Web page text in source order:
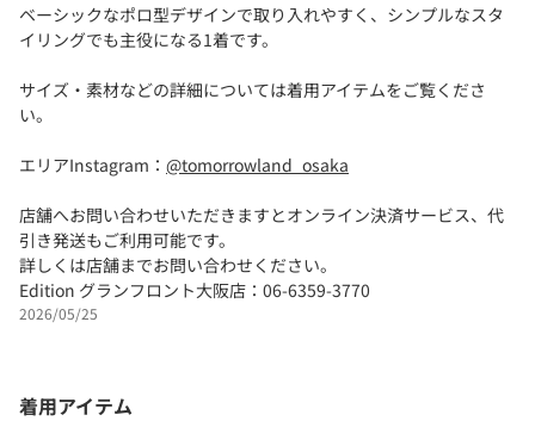
ベーシックなポロ型デザインで取り入れやすく、シンプルなスタ
イリングでも主役になる1着です。
サイズ・素材などの詳細については着用アイテムをご覧くださ
い。
エリアInstagram： @tomorrowland_osaka
店舗へお問い合わせいただきますとオンライン決済サービス、代
引き発送もご利用可能です。
詳しくは店舗までお問い合わせください。
Edition グランフロント大阪店：06-6359-3770
2026/05/25
着用アイテム